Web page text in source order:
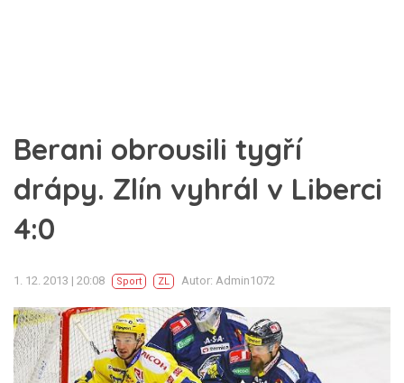
Berani obrousili tygří
drápy. Zlín vyhrál v Liberci
4:0
1. 12. 2013 | 20:08 Sport ZL Autor: Admin1072